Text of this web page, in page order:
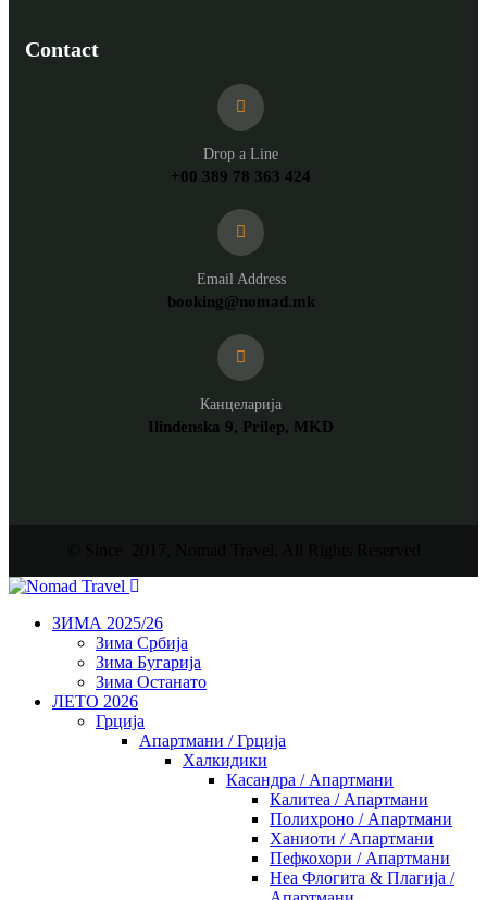
Contact
Drop a Line
+00 389 78 363 424
Email Address
booking@nomad.mk
Канцеларија
Ilindenska 9, Prilep, MKD
ЗИМА 2025/26
Зима Србија
Зима Бугарија
Зима Останато
ЛЕТО 2026
Грција
Апартмани / Грција
Халкидики
Касандра / Апартмани
Калитеа / Апартмани
Полихроно / Апартмани
Ханиоти / Апартмани
Пефкохори / Апартмани
Неа Флогита & Плагија /